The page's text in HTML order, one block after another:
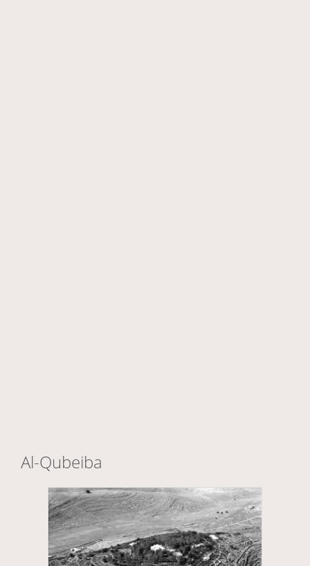
Al-Qubeiba